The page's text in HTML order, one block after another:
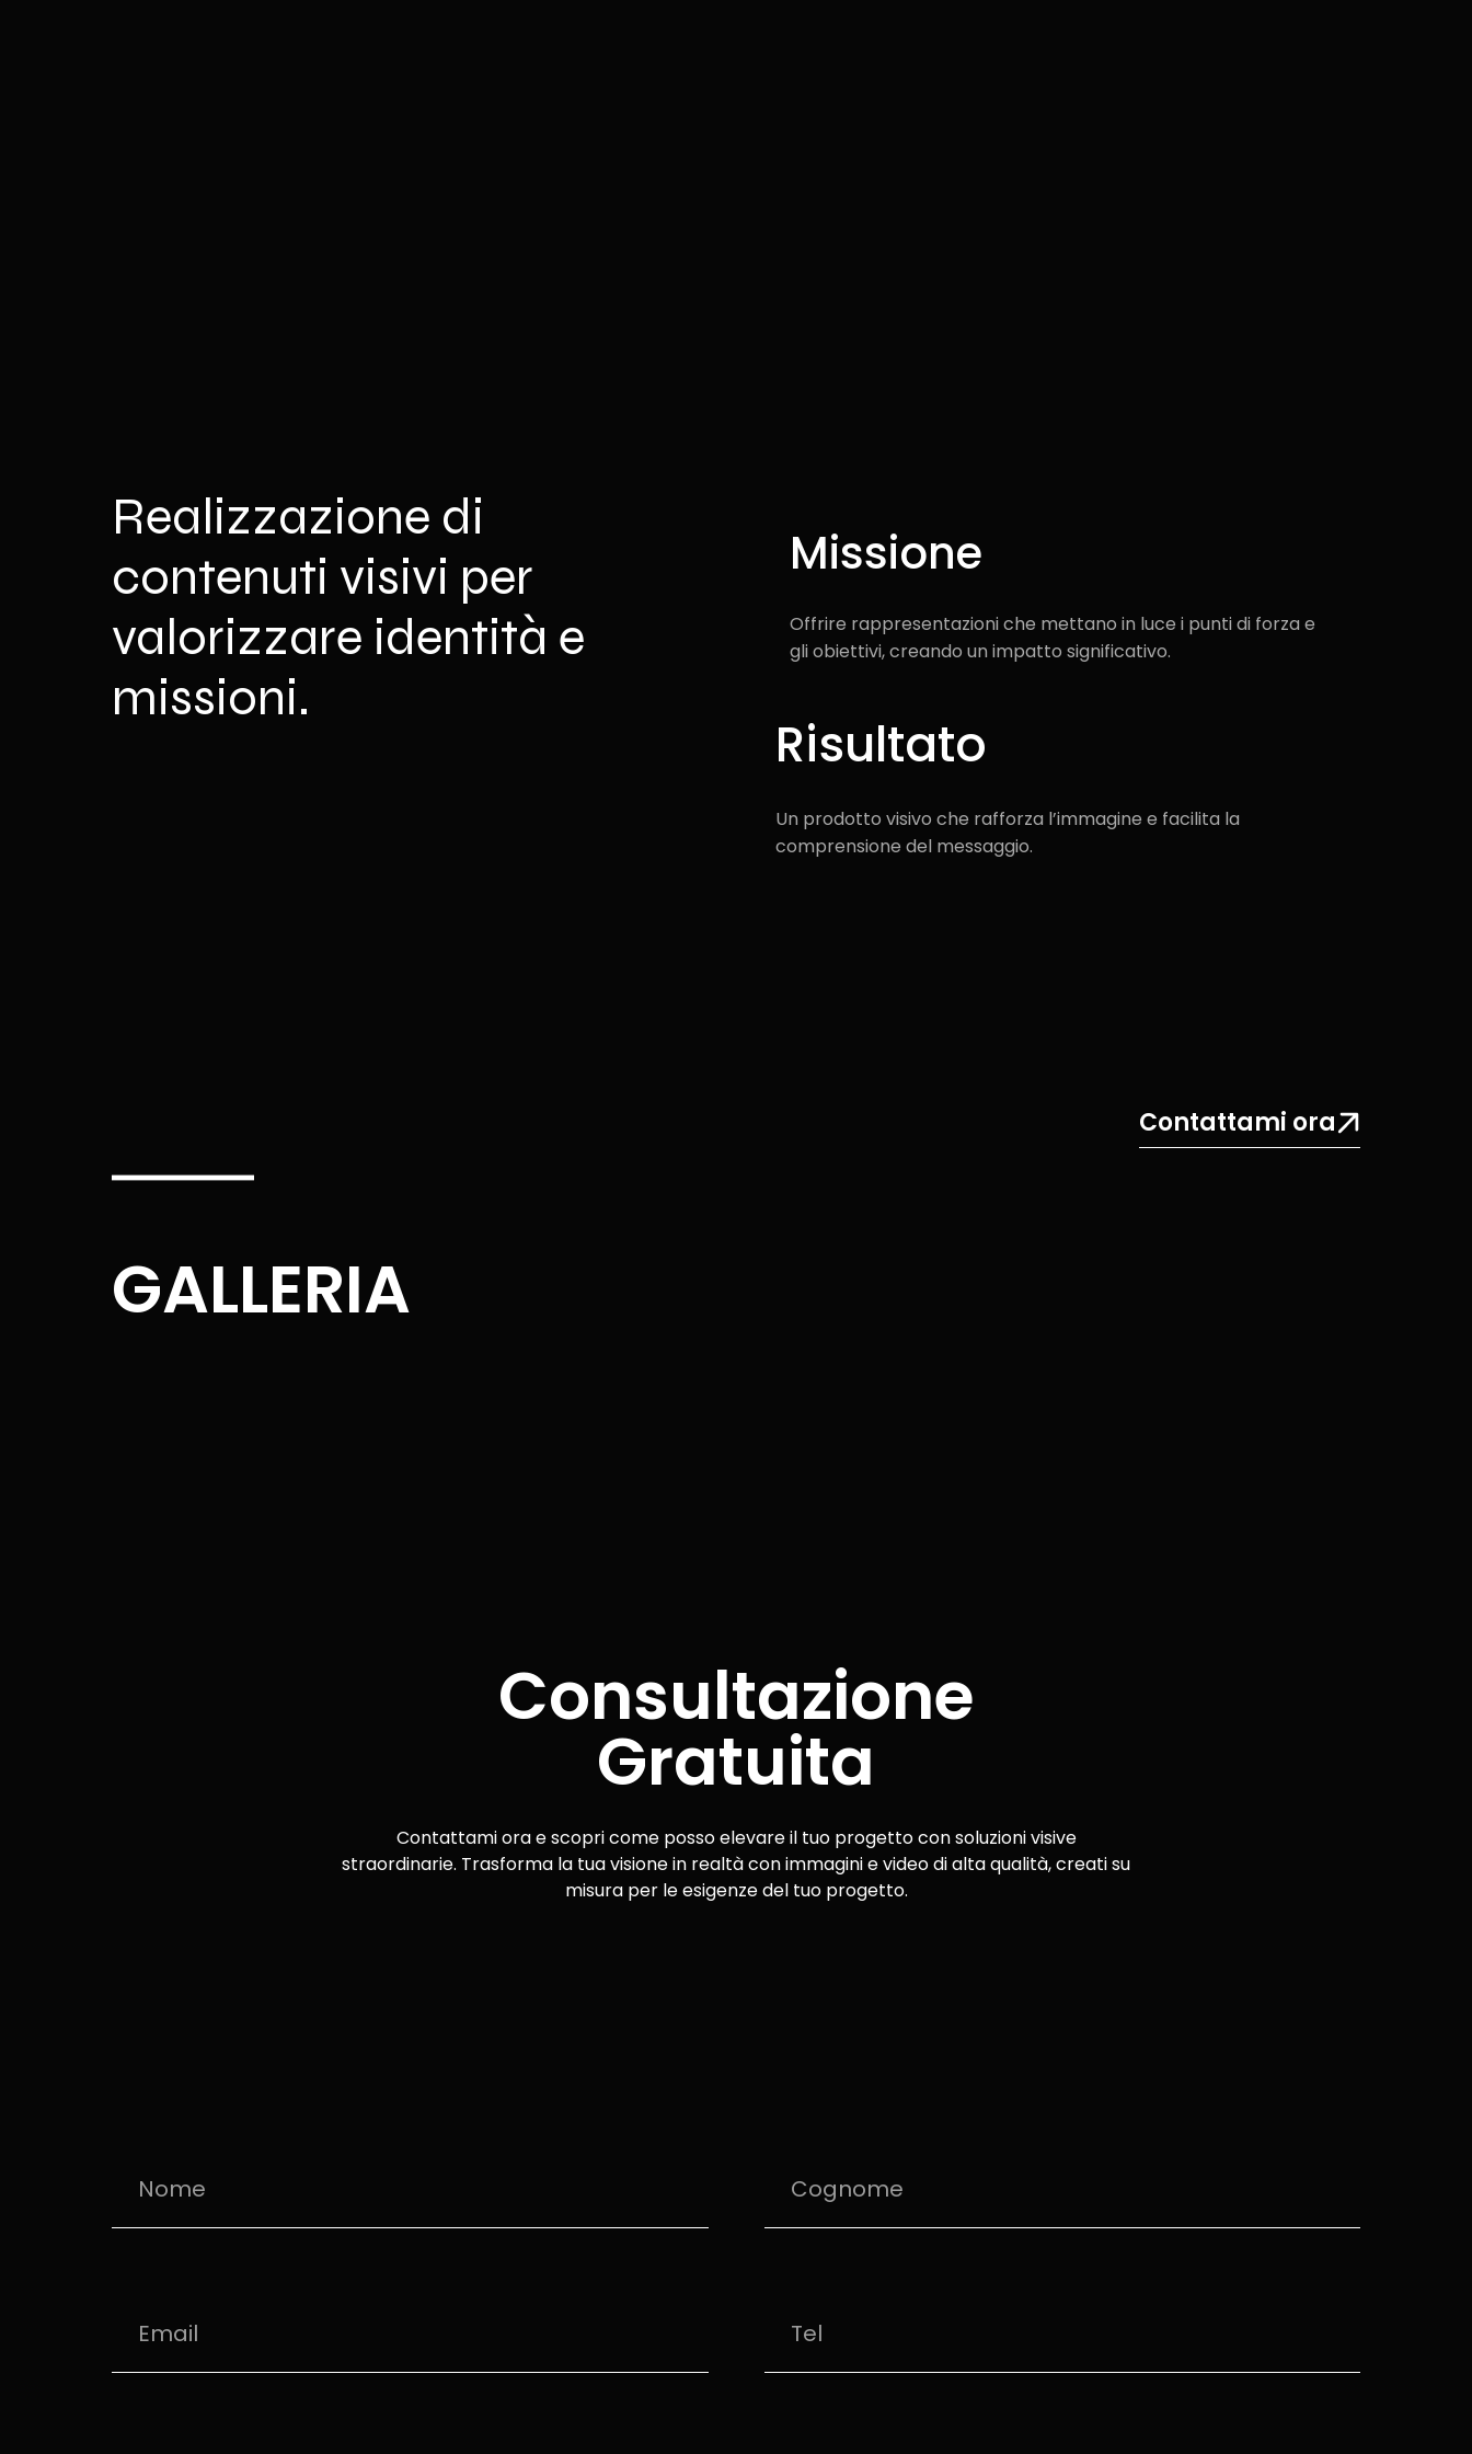
Realizzazione di
contenuti visivi per
valorizzare identità e
missioni.
Missione
Offrire rappresentazioni che mettano in luce i punti di forza e
gli obiettivi, creando un impatto significativo.
Risultato​
Un prodotto visivo che rafforza l’immagine e facilita la
comprensione del messaggio.
GALLERIA​
Contattami ora
Consultazione
Gratuita
Contattami ora e scopri come posso elevare il tuo progetto con soluzioni visive
straordinarie. Trasforma la tua visione in realtà con immagini e video di alta qualità, creati su
misura per le esigenze del tuo progetto.